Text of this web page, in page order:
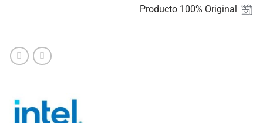
Producto 100% Original